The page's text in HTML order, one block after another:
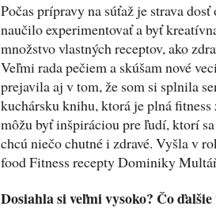
Počas prípravy na súťaž je strava dosť
naučilo experimentovať a byť
množstvo vlastných receptov, ako
Veľmi rada pečiem a skúšam nové
prejavila aj v tom, že som si splnila
kuchársku knihu, ktorá je plná fitness
môžu byť inšpiráciou pre ľudí, ktorí
chcú niečo chutné i zdravé. Vyšla v
food Fitness recepty Dominiky
Dosiahla si veľmi vysoko? Čo